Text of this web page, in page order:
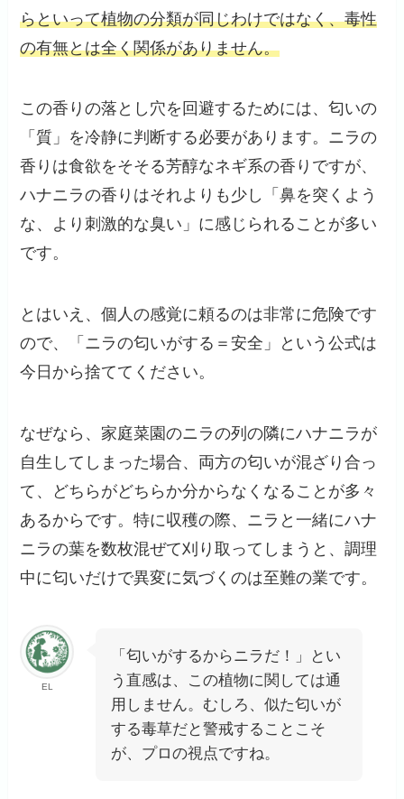
らといって植物の分類が同じわけではなく、毒性
の有無とは全く関係がありません。
この香りの落とし穴を回避するためには、匂いの
「質」を冷静に判断する必要があります。ニラの
香りは食欲をそそる芳醇なネギ系の香りですが、
ハナニラの香りはそれよりも少し「鼻を突くよう
な、より刺激的な臭い」に感じられることが多い
です。
とはいえ、個人の感覚に頼るのは非常に危険です
ので、「ニラの匂いがする＝安全」という公式は
今日から捨ててください。
なぜなら、家庭菜園のニラの列の隣にハナニラが
自生してしまった場合、両方の匂いが混ざり合っ
て、どちらがどちらか分からなくなることが多々
あるからです。特に収穫の際、ニラと一緒にハナ
ニラの葉を数枚混ぜて刈り取ってしまうと、調理
中に匂いだけで異変に気づくのは至難の業です。
EL
「匂いがするからニラだ！」とい
う直感は、この植物に関しては通
用しません。むしろ、似た匂いが
する毒草だと警戒することこそ
が、プロの視点ですね。